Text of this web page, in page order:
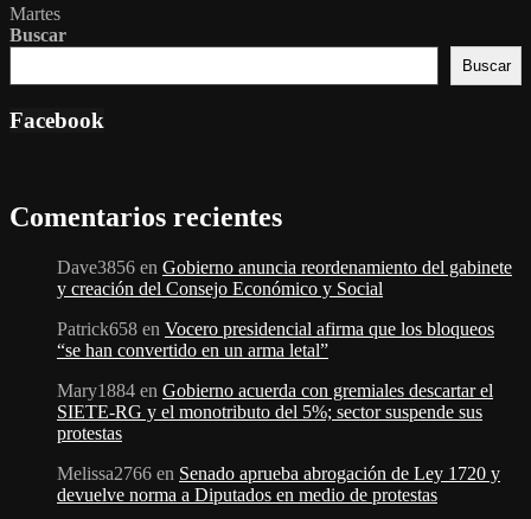
Martes
Buscar
Buscar
Facebook
Comentarios recientes
Dave3856 en Gobierno anuncia reordenamiento del gabinete
y creación del Consejo Económico y Social
Patrick658 en Vocero presidencial afirma que los bloqueos
“se han convertido en un arma letal”
Mary1884 en Gobierno acuerda con gremiales descartar el
SIETE-RG y el monotributo del 5%; sector suspende sus
protestas
Melissa2766 en Senado aprueba abrogación de Ley 1720 y
devuelve norma a Diputados en medio de protestas